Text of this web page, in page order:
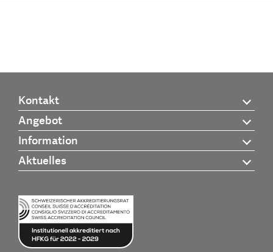
Kontakt
Angebot
Information
Aktuelles